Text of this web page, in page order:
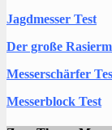
Jagdmesser Test
Der große
Messerschärfer
Messerblock Test